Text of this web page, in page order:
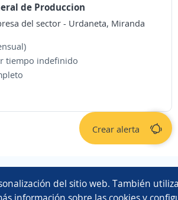
del sitio web. También
de Produccion
del sector - Urdaneta, Miranda
tiempo indefinido
Crear alerta
Aviso legal/privacidad